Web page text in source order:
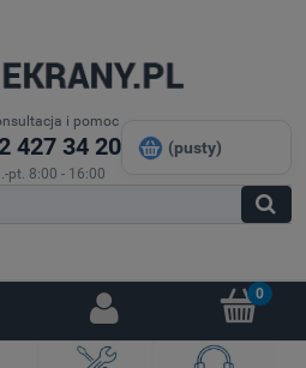
i pomoc
427 34 20
pt. 8:00 - 16:00
(pusty)